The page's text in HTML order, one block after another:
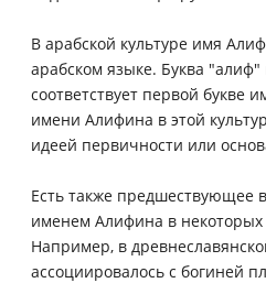
В арабской культуре имя
арабском языке. Буква
соответствует первой букве
имени Алифина в этой
идеей первичности или
Есть также предшествующее
именем Алифина в
Например, в
ассоциировалось с богиней